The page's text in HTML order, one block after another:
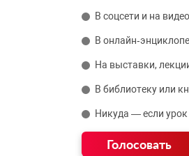
В соцсети и на
В
На выставки,
В библиотеку или
Никуда — если